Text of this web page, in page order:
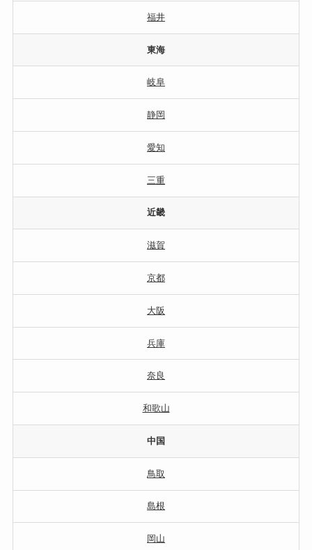
福井
東海
岐阜
静岡
愛知
三重
近畿
滋賀
京都
大阪
兵庫
奈良
和歌山
中国
鳥取
島根
岡山